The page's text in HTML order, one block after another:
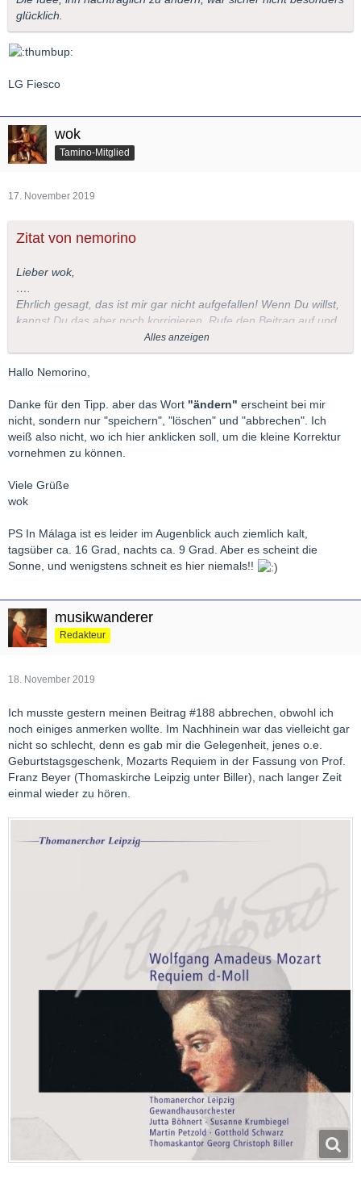
glücklich.
LG Fiesco
wok
Tamino-Mitglied
17. November 2019
Zitat von nemorino
Lieber wok,
….
Ehrlich gesagt, das ist mir gar nicht aufgefallen! Wenn Du willst,
kannst Du das aber noch korrigieren. Rufe den Beitrag auf und
klicke auf "ändern", dann kannst Du aus dem Ü leicht ein I
machen.
typisches November-Wetter),
Nemorino
Alles anzeigen
Hallo Nemorino,
Danke für den Tipp. aber das Wort "ändern" erscheint bei mir
nicht, sondern nur "speichern", "löschen" und "abbrechen". Ich
weiß also nicht, wo ich hier anklicken soll, um die kleine Korrektur
vornehmen zu können.
Viele Grüße
wok
PS In Málaga ist es leider im Augenblick auch ziemlich kalt,
tagsüber ca. 16 Grad, nachts ca. 9 Grad. Aber es scheint die
Sonne, und wenigstens schneit es hier niemals!!
musikwanderer
Redakteur
18. November 2019
Ich musste gestern meinen Beitrag #188 abbrechen, obwohl ich
noch einiges anmerken wollte. Im Nachhinein war das vielleicht gar
nicht so schlecht, denn es gab mir die Gelegenheit, jenes o.e.
Geburtstagsgeschenk, Mozarts Requiem in der Fassung von Prof.
Franz Beyer (Thomaskirche Leipzig unter Biller), nach langer Zeit
einmal wieder zu hören.